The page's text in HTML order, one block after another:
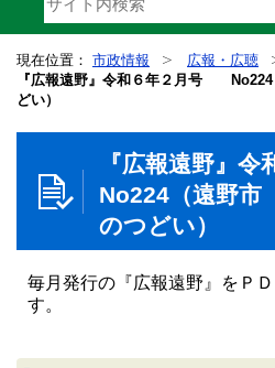
現在位置： 市政情報 広報・広聴
『広報遠野』令和６年２月号
どい）
『広報遠野』
No224（遠野
のつどい）
毎月発行の『広報遠野』をＰ
す。